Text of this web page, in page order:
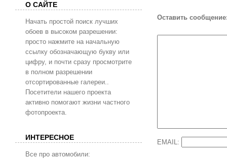
Оставить
EMAIL:
О САЙТЕ
Начать простой поиск лучших
обоев в высоком разрешении:
просто нажмите на начальную
ссылку обозначающую букву или
цифру, и почти сразу просмотрите
в полном разрешении
отсортированные галереи..
Посетители нашего проекта
активно помогают жизни частного
фотопроекта.
ИНТЕРЕСНОЕ
Все про автомобили: